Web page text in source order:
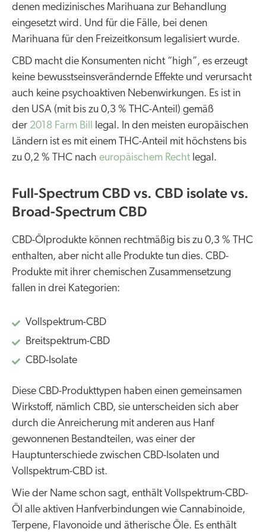
denen medizinisches Marihuana zur Behandlung
eingesetzt wird. Und für die Fälle, bei denen
Marihuana für den Freizeitkonsum legalisiert wurde.
CBD macht die Konsumenten nicht “high”, es erzeugt
keine bewusstseinsverändernde Effekte und verursacht
auch keine psychoaktiven Nebenwirkungen. Es ist in
den USA (mit bis zu 0,3 % THC-Anteil) gemäß
der 2018 Farm Bill legal. In den meisten europäischen
Ländern ist es mit einem THC-Anteil mit höchstens bis
zu 0,2 % THC nach europäischem Recht legal.
Full-Spectrum CBD vs. CBD isolate vs.
Broad-Spectrum CBD
CBD-Ölprodukte können rechtmäßig bis zu 0,3 % THC
enthalten, aber nicht alle Produkte tun dies. CBD-
Produkte mit ihrer chemischen Zusammensetzung
fallen in drei Kategorien:
Vollspektrum-CBD
Breitspektrum-CBD
CBD-Isolate
Diese CBD-Produkttypen haben einen gemeinsamen
Wirkstoff, nämlich CBD, sie unterscheiden sich aber
durch die Anreicherung mit anderen aus Hanf
gewonnenen Bestandteilen, was einer der
Hauptunterschiede zwischen CBD-Isolaten und
Vollspektrum-CBD ist.
Wie der Name schon sagt, enthält Vollspektrum-CBD-
Öl alle aktiven Hanfverbindungen wie Cannabinoide,
Terpene, Flavonoide und ätherische Öle. Es enthält